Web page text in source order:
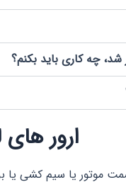
چه کاری باید بکنم؟
ارور
موتور یا سیم کشی یا